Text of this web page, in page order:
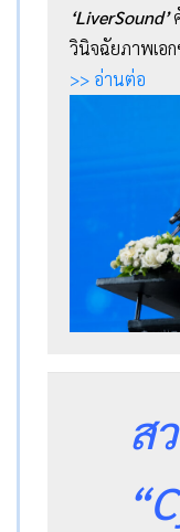
‘LiverSound’
วินิจฉัยภาพเอ
>> อ่านต่อ
ส